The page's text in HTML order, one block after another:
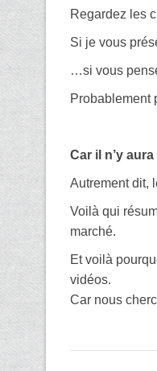
Regardez les
Si je vous
…si vous
Probablement
Car il n’y
Autrement dit,
Voilà qui
marché.
Et voilà
vidéos.
Car nous